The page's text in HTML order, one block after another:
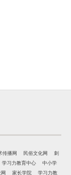
传播网 民俗文化网
刺
学习力教育中心
中小学
家长学院 学习力教